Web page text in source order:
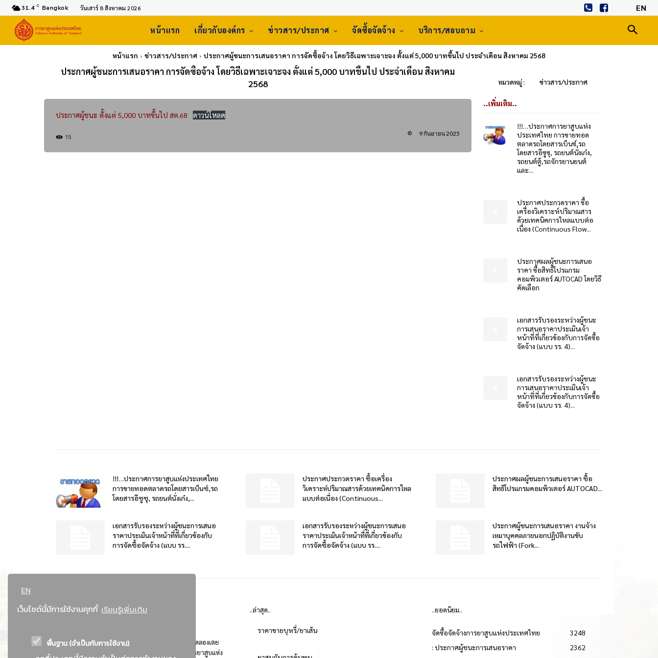
EN
เว็บไซต์นี้มีการใช้งานคุกกี้ เรียนรู้เพิ่มเติม
พื้นฐาน (จำเป็นกับการใช้งาน)
31.4 C Bangkok วันเสาร์ 8 สิงหาคม 2026 EN
หน้าแรก เกี่ยวกับองค์กร ข่าวสาร/ประกาศ จัดซื้อจัดจ้าง บริการ/สอบถาม
หน้าแรก ข่าวสาร/ประกาศ ประกาศผู้ชนะการเสนอราคา การจัดซื้อจ้าง โดยวิธีเฉพาะเจาะจง ตั้งแต่ 5,000 บาทขึ้นไป ประจำเดือน สิงหาคม 2568
ประกาศผู้ชนะการเสนอราคา การจัดซื้อจ้าง โดยวิธีเฉพาะเจาะจง ตั้งแต่ 5,000 บาทขึ้นไป ประจำเดือน สิงหาคม
2568
หมวดหมู่ : ข่าวสาร/ประกาศ
ประกาศผู้ชนะ ตั้งแต่ 5,000 บาทขึ้นไป สค.68 ดาวน์โหลด
15 9 กันยายน 2025
..เพิ่มเติม..
!!!…ประกาศการยาสูบแห่ง
ประเทศไทย การขายทอด
ตลาดรถโดยสารเบ็นซ์,รถ
โดยสารอีซูซุ, รถยนต์นั่งเก๋ง,
รถยนต์ตู้,รถจักรยานยนต์
และ...
ประกาศประกวดราคา ซื้อ
เครื่องวิเคราะห์ปริมาณสาร
ด้วยเทคนิคการไหลแบบต่อ
เนื่อง (Continuous Flow...
ประกาศผลผู้ชนะการเสนอ
ราคา ซื้อสิทธิโปรแกรม
คอมพิวเตอร์ AUTOCAD โดยวิธี
คัดเลือก
เอกสารรับรองระหว่างผู้ชนะ
การเสนอราคาประเมินเจ้า
หน้าที่ที่เกี่ยวข้องกับการจัดซื้อ
จัดจ้าง (แบบ รร. 4)...
เอกสารรับรองระหว่างผู้ชนะ
การเสนอราคาประเมินเจ้า
หน้าที่ที่เกี่ยวข้องกับการจัดซื้อ
จัดจ้าง (แบบ รร. 4)...
!!!…ประกาศการยาสูบแห่งประเทศไทย
การขายทอดตลาดรถโดยสารเบ็นซ์,รถ
โดยสารอีซูซุ, รถยนต์นั่งเก๋ง,...
ประกาศประกวดราคา ซื้อเครื่อง
วิเคราะห์ปริมาณสารด้วยเทคนิคการไหล
แบบต่อเนื่อง (Continuous...
ประกาศผลผู้ชนะการเสนอราคา ซื้อ
สิทธิโปรแกรมคอมพิวเตอร์ AUTOCAD...
เอกสารรับรองระหว่างผู้ชนะการเสนอ
ราคาประเมินเจ้าหน้าที่ที่เกี่ยวข้องกับ
การจัดซื้อจัดจ้าง (แบบ รร....
เอกสารรับรองระหว่างผู้ชนะการเสนอ
ราคาประเมินเจ้าหน้าที่ที่เกี่ยวข้องกับ
การจัดซื้อจัดจ้าง (แบบ รร....
ประกาศผู้ชนะการเสนอราคา งานจ้าง
เหมาบุคคลภายนอกปฏิบัติงานขับ
รถไฟฟ้า (Fork...
ที่อยู่ : 184 ถนนพระรามที่ 4 แขวงคลองเตย เขตคลองเตย
กรุงเทพมหานคร 10110 ติดต่อประชาสัมพันธ์ การยาสูบแห่ง
..ล่าสุด..
ราคาขายบุหรี่/ยาเส้น
..ยอดนิยม..
จัดซื้อจัดจ้างการยาสูบแห่งประเทศไทย
3248
: ประกาศผู้ชนะการเสนอราคา
2362